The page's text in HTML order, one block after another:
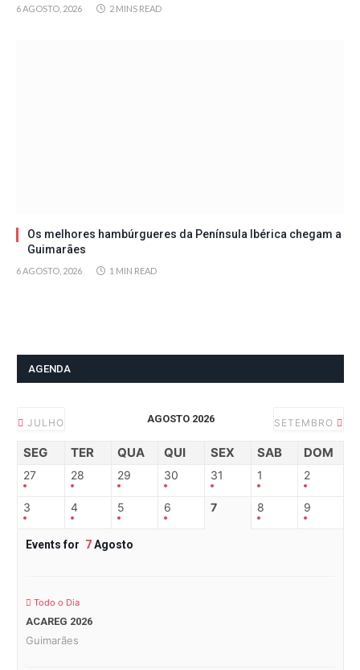
6 AGOSTO, 2026 2 MINS READ
Os melhores hambúrgueres da Península Ibérica chegam a
Guimarães
6 AGOSTO, 2026 1 MIN READ
AGENDA
JULHO AGOSTO 2026 SETEMBRO
SEG TER QUA QUI SEX SAB DOM
27 28 29 30 31 1 2
3 4 5 6 7 8 9
Events for 7Agosto
Todo o Dia
ACAREG 2026
Guimarães